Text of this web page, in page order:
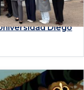
en la
Diego